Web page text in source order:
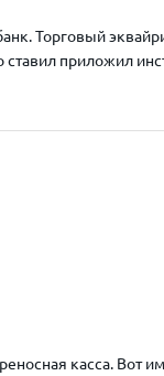
Торговый
ставил приложил
касса. Вот